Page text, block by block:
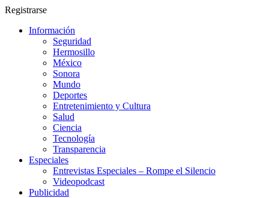
Registrarse
Información
Seguridad
Hermosillo
México
Sonora
Mundo
Deportes
Entretenimiento y Cultura
Salud
Ciencia
Tecnología
Transparencia
Especiales
Entrevistas Especiales – Rompe el Silencio
Videopodcast
Publicidad